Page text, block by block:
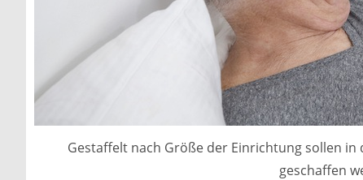
Gestaffelt nach Größe der Einrichtung sollen in
geschaffen